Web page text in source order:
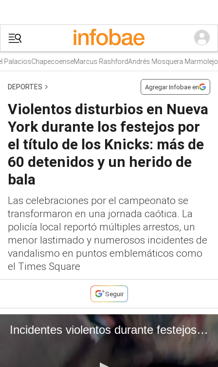
ChapecoenseMarcus RashfordAndrés Mosquera Marmolejo
DEPORTES Agregar Infobae en
Violentos disturbios en Nueva
York durante los festejos por
el título de los Knicks: más de
60 detenidos y un herido de
bala
Las celebraciones por el campeonato se
transformaron en una jornada caótica. La
policía local reportó múltiples arrestos, un
menor lastimado y numerosos incidentes de
vandalismo en puntos emblemáticos como
el Times Square
Seguir
Incidentes violentos durante festejos de los Knicks en Nueva York